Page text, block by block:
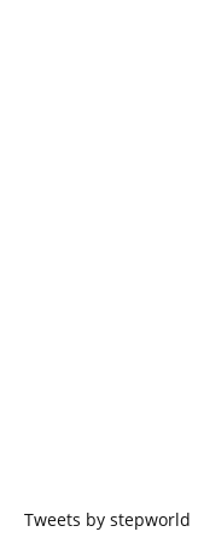
Tweets by stepworld